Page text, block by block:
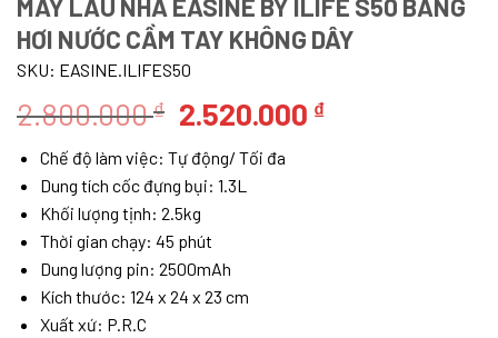
MÁY LAU NHÀ EASINE BY ILIFE S50 BẰNG
HƠI NƯỚC CẦM TAY KHÔNG DÂY
SKU: EASINE.ILIFES50
2.800.000₫ Giá
gốc
là:
2.800.000 ₫.
2.520.000 ₫Giá
Chế độ làm việc: Tự động/ Tối đa
Dung tích cốc đựng bụi: 1.3L
Khối lượng tịnh: 2.5kg
Thời gian chạy: 45 phút
Dung lượng pin: 2500mAh
Kích thước: 124 x 24 x 23 cm
Xuất xứ: P.R.C